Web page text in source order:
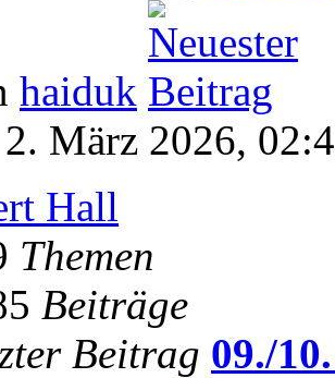
haiduk
März 2026,
Hall
Themen
Beiträge
Beitrag 09./